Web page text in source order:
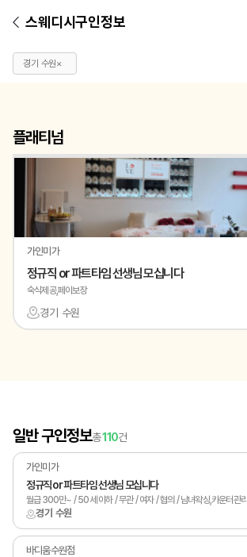
스웨디시구인정보
경기 수원×
플래티넘
가인미가
정규직 or 파트타임 선생님 모십니다
숙식제공,페이보장
경기 수원
일반 구인정보총110건
경기 수원
가인미가
정규직 or 파트타임 선생님 모십니다
월급 300만~ / 50세 이하 / 무관 / 여자 / 협의 / 남녀왁싱,카운터관리
바디움수원점